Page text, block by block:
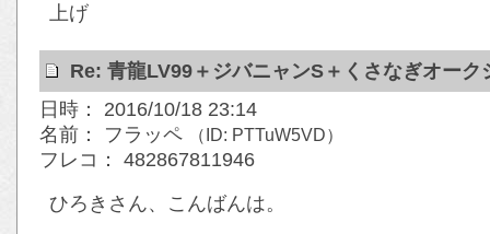
上げ
Re: 青龍LV99＋ジバニャンS＋くさなぎオー
日時： 2016/10/18 23:14
名前： フラッペ
（ID: PTTuW5VD）
フレコ： 482867811946
ひろきさん、こんばんは。